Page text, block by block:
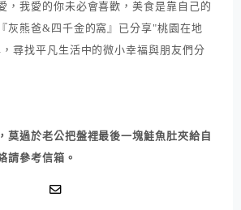
，我愛的你未必會喜歡，美食是靠自己的
灰熊爸&四千金的窩』已分享"桃園在地
尋找平凡生活中的微小幸福與朋友們分
莫過於老公把盤裡最後一塊鮭魚肚夾給自
請參考信箱。